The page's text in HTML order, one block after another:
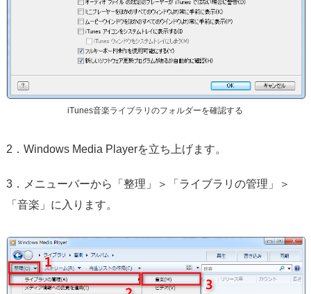
iTunes音楽ライブラリのフォルダーを確認する
2．Windows Media Playerを立ち上げます。
3．メニューバーから「整理」＞「ライブラリの管理」＞
「音楽」に入ります。